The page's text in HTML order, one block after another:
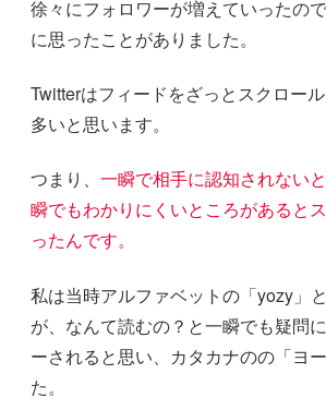
徐々にフォロワーが増えていったの
に思ったことがありました。
Twitterはフィードをざっとスクロー
多いと思います。
つまり、一瞬で相手に認知されない
瞬でもわかりにくいところがあると
ったんです。
私は当時アルファベットの「yozy」
が、なんて読むの？と一瞬でも疑問
ーされると思い、カタカナのの「ヨ
た。